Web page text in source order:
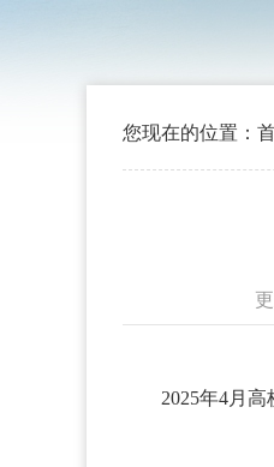
您现在的位置：
2025年4月